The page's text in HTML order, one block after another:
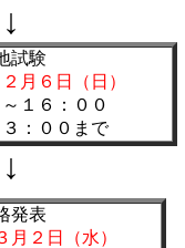
↓
試験
月６日（日）
１６：００
：００まで
↓
発表
月２日（水）